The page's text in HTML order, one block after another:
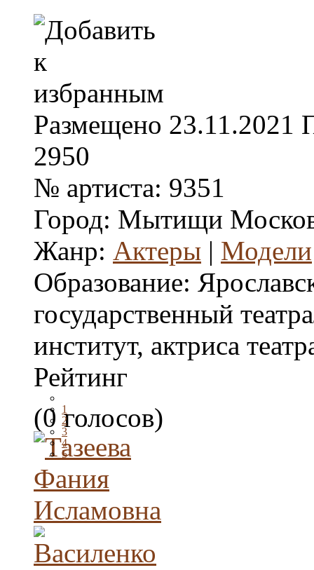
Размещено 23.11.2021
2950
№ артиста: 9351
Город: Мытищи
Жанр: Актеры | Модели
Образование:
государственный
институт, актриса
Рейтинг
1
2
3
4
5
(0 голосов)